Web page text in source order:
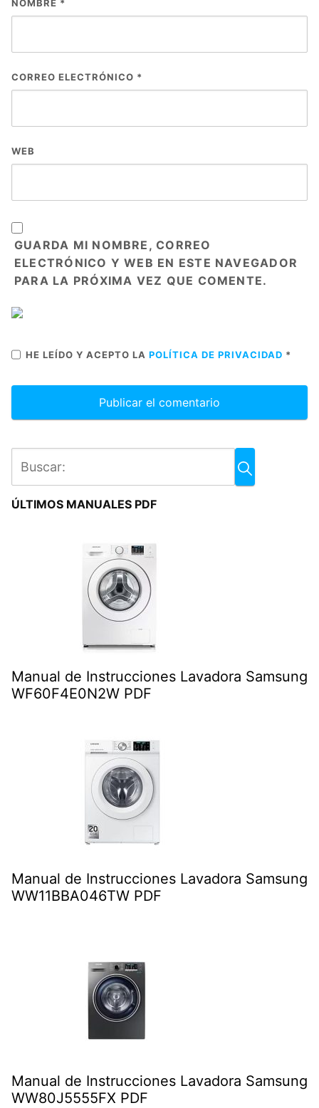
NOMBRE *
CORREO ELECTRÓNICO *
WEB
GUARDA MI NOMBRE, CORREO
ELECTRÓNICO Y WEB EN ESTE NAVEGADOR
PARA LA PRÓXIMA VEZ QUE COMENTE.
HE LEÍDO Y ACEPTO LA POLÍTICA DE PRIVACIDAD *
ÚLTIMOS MANUALES PDF
Manual de Instrucciones Lavadora Samsung
WF60F4E0N2W PDF
Manual de Instrucciones Lavadora Samsung
WW11BBA046TW PDF
Manual de Instrucciones Lavadora Samsung
WW80J5555FX PDF